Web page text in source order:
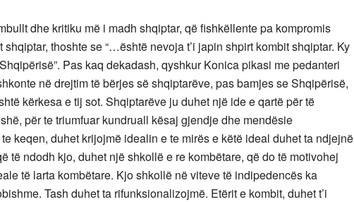
dhe kritiku më i madh shqiptar, që fishkëllente pa kompromis
thoshte se “…është nevoja t’i japin shpirt kombit shqiptar. Ky
Pas kaq dekadash, qyshkur Konica pikasi me pedanteri
në drejtim të bërjes së shqiptarëve, pas bamjes se Shqipërisë,
kërkesa e tij sot. Shqiptarëve ju duhet një ide e qartë për të
për te triumfuar kundruall kësaj gjendje dhe mendësie
keqen, duhet krijojmë idealin e te mirës e këtë ideal duhet ta ndjejnë
të ndodh kjo, duhet një shkollë e re kombëtare, që do të motivohej
të larta kombëtare. Kjo shkollë në viteve të indipedencës ka
Tash duhet ta rifunksionalizojmë. Etërit e kombit, duhet t’i